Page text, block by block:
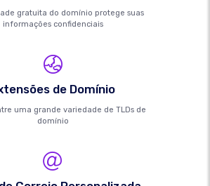
gratuita do domínio protege suas
informações confidenciais
de Domínio
uma grande variedade de TLDs de
domínio